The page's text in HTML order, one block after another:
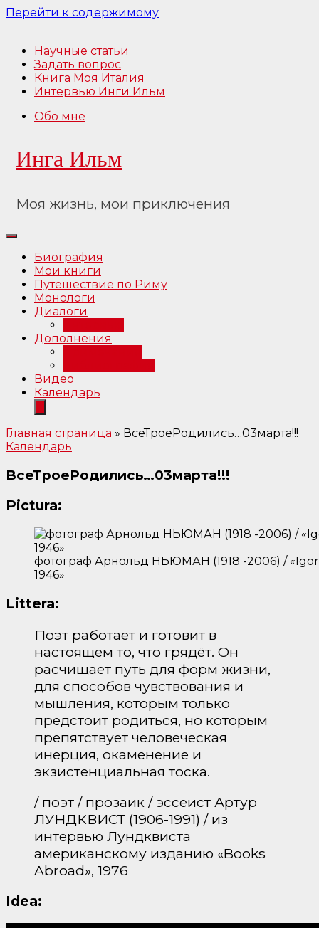
Перейти к содержимому
Научные статьи
Задать вопрос
Книга Моя Италия
Интервью Инги Ильм
Обо мне
Инга Ильм
Моя жизнь, мои приключения
Биография
Мои книги
Путешествие по Риму
Монологи
Диалоги
Дополнения
Видео
Календарь
Главная страница » ВсеТроеРодились…03марта!!!
Календарь
ВсеТроеРодились…03марта!!!
Pictura:
фотограф Арнольд НЬЮМАН (1918 -2006) / «Igor
1946»
Littera:
Поэт работает и готовит в
настоящем то, что грядёт. Он
расчищает путь для форм жизни,
для способов чувствования и
мышления, которым только
предстоит родиться, но которым
препятствует человеческая
инерция, окаменение и
экзистенциальная тоска.
/ поэт / прозаик / эссеист Артур
ЛУНДКВИСТ (1906-1991) / из
интервью Лундквиста
американскому изданию «Books
Abroad», 1976
Idea: